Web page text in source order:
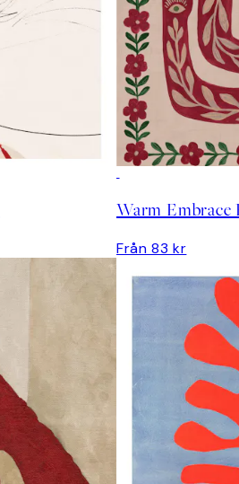
Warm Embrace
Från 83 kr